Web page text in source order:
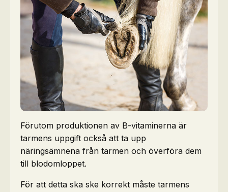
Förutom produktionen av B-vitaminerna är
tarmens uppgift också att ta upp
näringsämnena från tarmen och överföra dem
till blodomloppet.
För att detta ska ske korrekt måste tarmens